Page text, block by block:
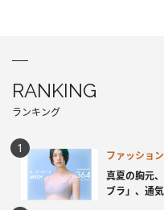
RANKING
ランキング
ファッション
真夏の胸元
ブラ」、通